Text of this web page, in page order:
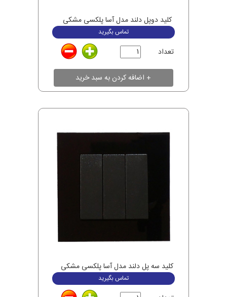
کلید دوپل دلند مدل آسا پلکسی مشکی
تماس بگیرید
تعداد
کلید سه پل دلند مدل آسا پلکسی مشکی
تماس بگیرید